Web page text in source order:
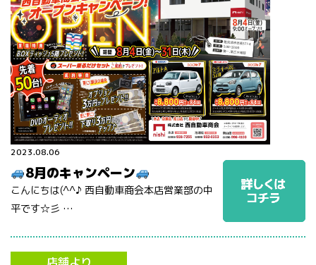
2023.08.06
8月のキャンペーン
こんにちは(^^♪ 西自動車商会本店営業部の中
平です☆彡 …